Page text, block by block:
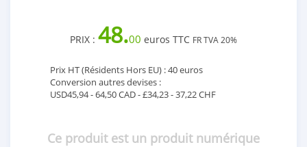
PRIX : 48.00 euros TTC FR TVA 20%
Prix HT (Résidents Hors EU) : 40 euros
Conversion autres devises :
USD45,94 - 64,50 CAD - £34,23 - 37,22 CHF
Ce produit est un produit numérique